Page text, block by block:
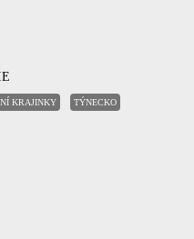
KRAJINKY TÝNECKO